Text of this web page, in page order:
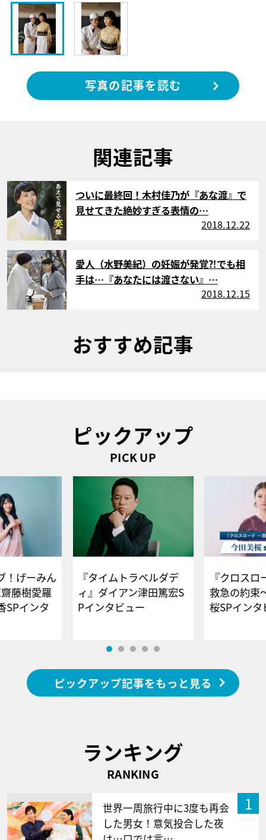
写真の記事を読む
関連記事
サムネイル
ついに最終回！木村佳乃が『あな渡』で
見せてきた絶妙すぎる表情の…
2018.12.22
サムネイル
愛人（水野美紀）の妊娠が発覚⁈でも相
手は…『あなたには渡さない』…
2018.12.15
おすすめ記事
ピックアップ
PICK UP
！げーみん
藤樹愛羅
SPインタ
『タイムトラベルダデ
ィ』ダイアン津田篤宏S
Pインタビュー
『クロス
救急の約束
桜SPイ
ピックアップ記事をもっと見る
ランキング
RANKING
1
世界一周旅行中に3度も再会
した男女！意気投合した夜